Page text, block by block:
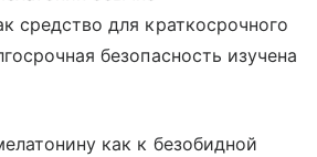
средство для краткосрочного
безопасность изучена
как к безобидной